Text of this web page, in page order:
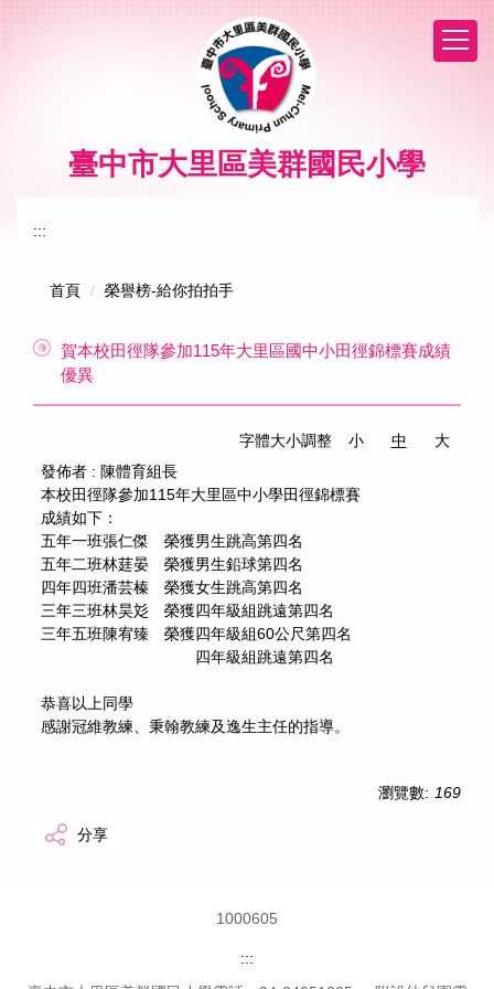
臺中市大里區美群國民小學
:::
首頁 榮譽榜-給你拍拍手
賀本校田徑隊參加115年大里區國中小田徑錦標賽成績
優異
字體大小調整 小 中
大
發佈者 : 陳體育組長
本校田徑隊參加115年大里區中小學田徑錦標賽
成績如下：
五年一班張仁傑 榮獲男生跳高第四名
五年二班林莛晏 榮獲男生鉛球第四名
四年四班潘芸榛 榮獲女生跳高第四名
三年三班林昊彣 榮獲四年級組跳遠第四名
三年五班陳宥臻 榮獲四年級組60公尺第四名
四年級組跳遠第四名
恭喜以上同學
感謝冠維教練、秉翰教練及逸生主任的指導。
瀏覽數: 169
分享
1000605
:::